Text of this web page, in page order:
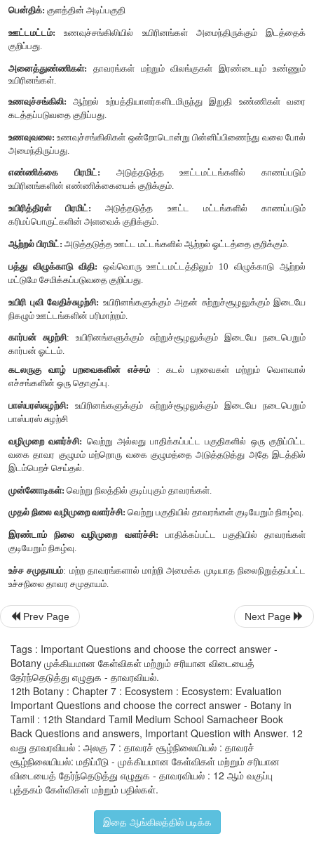
24. கீழ்கண்ட விவரங்களைக் கொண்டு ஒரு பிரமிட்
விளக்குக
உயிரினங்களின் எண்ணிக்கை கொடுக்கப் பட்டுள்ளது - பருந்து -
1000, முயல் மற்றும் எலி - 250 + 250, பாம்பு மற்றும் ஓணான் 100 +
* ஒரு சூழல் மண்டலத்தின் அடுத்தடுத்த ஊட்ட
பிரமிட் என்று அழைக்கப்படுகிறது.
* புல்வெளி மற்றும் வனச்சூழல் மண்டலத்தில் உயிரிதிரளின்
ஊட்ட மட்டங்களில் உற்பத்தியாளர்களில் தொடங்கி இறுதி
நிலை நுகர்வோர்) வரை படிப்படியாகக் குறைகிறது.
* எனவே இந்த இரண்டு சூழல்மண்டலங்களிலும் உயிரித்திரள்
பிரமிட்டாக உள்ளது.
25. வழிமுறை வளர்ச்சியின் பல்வேறு நிலைகள் கீழே
கண்டறிந்து விளக்குக.
நாணற் சதுப்பு நிலை, தாவர மிதவை உயிரிநிலை புதர்செடி
தாவர நிலை காடுநிலை, நீருள் மூழ்கி மிதக்கும் நிலை, சதுப்பு
* தாவர மிதவை உயிரிநிலை :
(Phytoplankton state) -
பாக்டீரியங்கள், சயனோ பாக்டீரியங்கள், பசும்பாசிகள், டயட்டம்
குழுமங்களைக் கொண்ட வழிமுறை வளர்ச்சியின் முதல்நிலை
* இந்த உயிரினங்களின் குடிபெயர்வு, வாழ்க்கை
இது வளர்ச்சியின் அடுத்த படிநிலை வளர்ச்சிக்கு உதவுகிறது.
Prev Page Next Page
Tags : Important Questions and choose the correct answer -
Botany முக்கியமான கேள்விகள் மற்றும் சரியான விடையைத்
தேர்ந்தெடுத்து எழுதுக - தாவரவியல்.
12th Botany : Chapter 7 : Ecosystem : Ecosystem: Evaluation
Important Questions and choose the correct answer - Botany in
Tamil : 12th Standard Tamil Medium School Samacheer Book
Back Questions and answers, Important Question with Answer. 12
வது தாவரவியல் : அலகு 7 : தாவரச் சூழ்நிலையியல் : தாவரச்
சூழ்நிலையியல்: மதிப்பீடு - முக்கியமான கேள்விகள் மற்றும் சரியான
விடையைத் தேர்ந்தெடுத்து எழுதுக - தாவரவியல் : 12 ஆம் வகுப்பு
புத்தகம் கேள்விகள் மற்றும் பதில்கள்.
இதை ஆங்கிலத்தில் படிக்க